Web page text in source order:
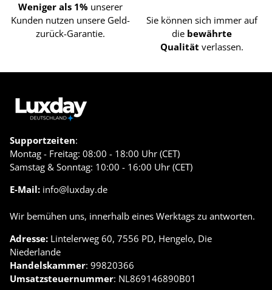
Weniger als 1% unserer
Kunden nutzen unsere Geld-
zurück-Garantie.
Sie können sich immer auf
die bewährte
Qualität verlassen.
Supportzeiten:
Montag - Freitag: 08:00 - 18:00 Uhr (CET)
Samstag & Sonntag: 10:00 - 16:00 Uhr (CET)
E-Mail: info@luxday.de
Wir bemühen uns, innerhalb eines Werktags zu antworten.
Adresse: Lintelerweg 60, 7556 PD, Hengelo, Die
Niederlande
Handelskammer: 99820366
Umsatzsteuernummer: NL869146890B01